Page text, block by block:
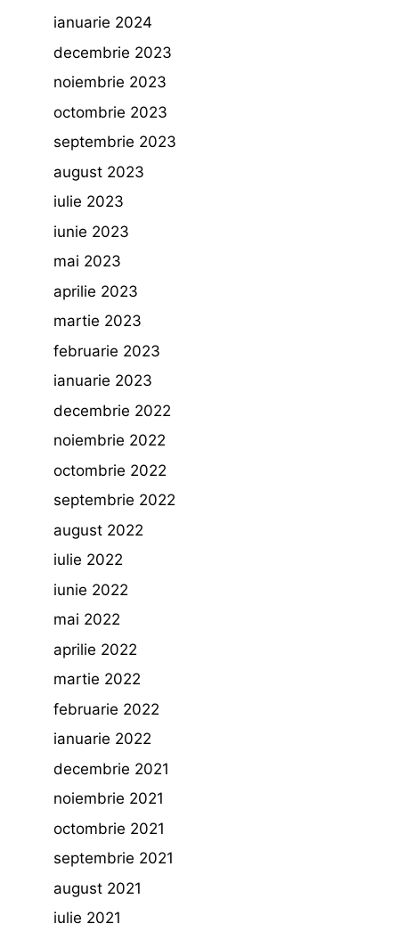
ianuarie 2024
decembrie 2023
noiembrie 2023
octombrie 2023
septembrie 2023
august 2023
iulie 2023
iunie 2023
mai 2023
aprilie 2023
martie 2023
februarie 2023
ianuarie 2023
decembrie 2022
noiembrie 2022
octombrie 2022
septembrie 2022
august 2022
iulie 2022
iunie 2022
mai 2022
aprilie 2022
martie 2022
februarie 2022
ianuarie 2022
decembrie 2021
noiembrie 2021
octombrie 2021
septembrie 2021
august 2021
iulie 2021